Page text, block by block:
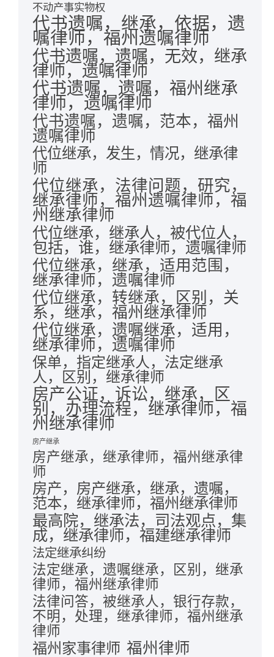
不动产事实物权
代书遗嘱，继承，依据，遗
嘱律师，福州遗嘱律师
代书遗嘱，遗嘱，无效，继承
律师，遗嘱律师
代书遗嘱，遗嘱，福州继承
律师，遗嘱律师
代书遗嘱，遗嘱，范本，福州
遗嘱律师
代位继承，发生，情况，继承律
师
代位继承，法律问题，研究，
继承律师，福州遗嘱律师，福
州继承律师
代位继承，继承人，被代位人，
包括，谁，继承律师，遗嘱律师
代位继承，继承，适用范围，
继承律师，遗嘱律师
代位继承，转继承，区别，关
系，继承，福州继承律师
代位继承，遗嘱继承，适用，
继承律师，遗嘱律师
保单，指定继承人，法定继承
人，区别，继承律师
房产公证，诉讼，继承，区
别，办理流程，继承律师，福
州继承律师
房产继承
房产继承，继承律师，福州继承律
师
房产，房产继承，继承，遗嘱，
范本，继承律师，福州继承律师
最高院，继承法，司法观点，集
成，继承律师，福建继承律师
法定继承纠纷
法定继承，遗嘱继承，区别，继承
律师，福州继承律师
法律问答，被继承人，银行存款，
不明，处理，继承律师，福州继承
律师
福州家事律师 福州律师